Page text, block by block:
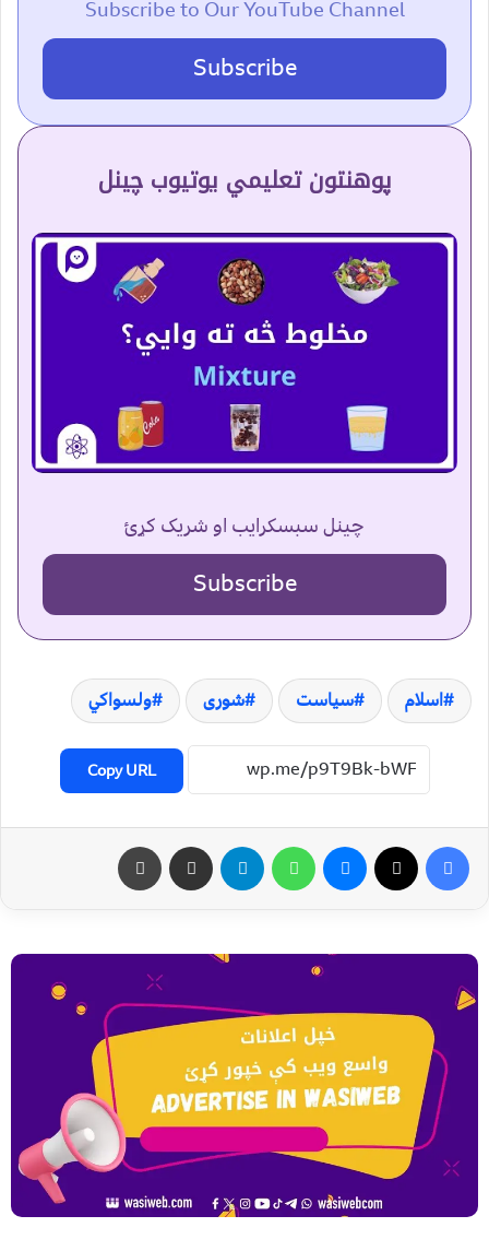
Subscribe to Our YouTube Channel
Subscribe
پوهنتون تعلیمي یوتیوب چینل
چینل سبسکرایب او شریک کړئ
Subscribe
اسلام سیاست شوری ولسواکي
Copy URL